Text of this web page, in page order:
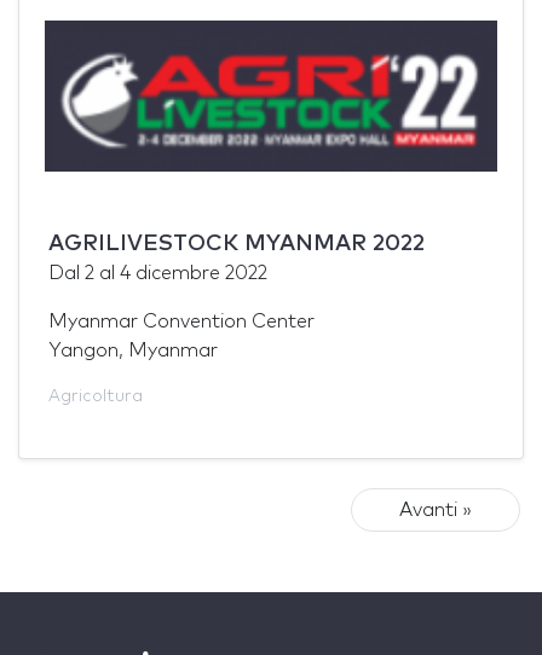
AGRILIVESTOCK MYANMAR 2022
Dal 2 al 4 dicembre 2022
Myanmar Convention Center
Yangon, Myanmar
Agricoltura
Avanti »